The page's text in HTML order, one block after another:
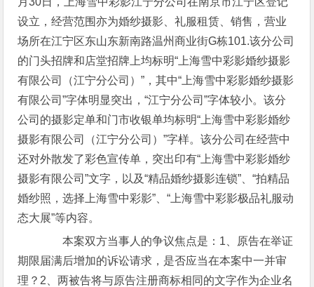
设立，经营范围亦为婚纱摄影、礼服租赁、销售，营业
场所在江宁区东山东新南路温州商业街G栋101.该分公司
的门头招牌和店堂招牌上均标明“上海雪中彩影婚纱摄影
有限公司（江宁分公司）”，其中“上海雪中彩影婚纱摄影
有限公司”字体明显突出，“江宁分公司”字体较小。该分
公司的摄影定单和门市收银单均标明“上海雪中彩影婚纱
摄影有限公司（江宁分公司）”字样。该分公司在经营中
还对外散发了彩色宣传单，突出印有“上海雪中彩影婚纱
摄影有限公司”文字，以及“精品婚纱摄影连锁”、“拍精品
婚纱照，选择上海雪中彩影”、“上海雪中彩影极品礼服动
态大展”等内容。
本案双方当事人的争议焦点是：1、原告在举证
期限届满后增加的诉讼请求，是否应当在本案中一并审
理？2、两被告将与原告注册商标相同的文字作为企业名